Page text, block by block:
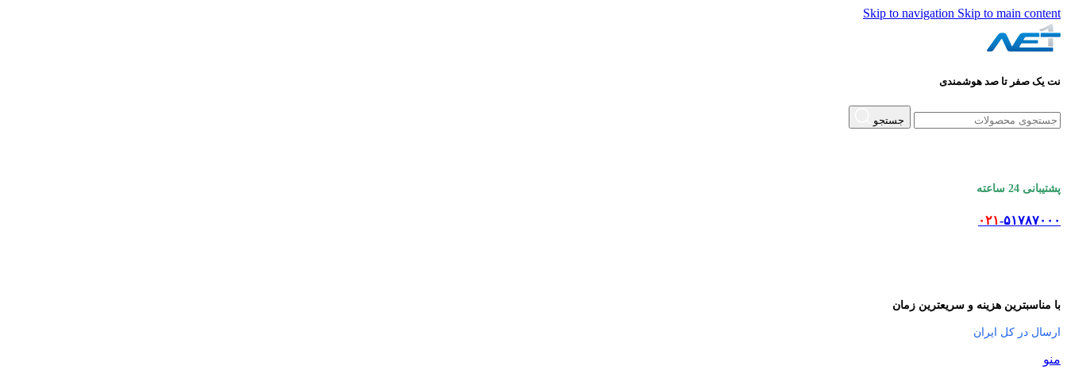
Skip to navigation Skip to main content
نت یک صفر تا صد هوشمندی
جستجو
پشتیبانی 24 ساعته
۰۲۱-۵۱۷۸۷۰۰۰
با مناسبترین هزینه و سریعترین زمان
ارسال در کل ایران
منو